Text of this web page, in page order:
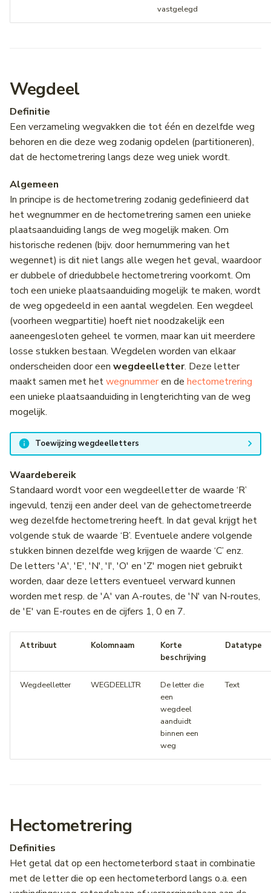
vastgelegd
Wegdeel
Definitie
Een verzameling wegvakken die tot één en dezelfde weg
behoren en die deze weg zodanig opdelen (partitioneren),
dat de hectometrering langs deze weg uniek wordt.
Algemeen
In principe is de hectometrering zodanig gedefinieerd dat
het wegnummer en de hectometrering samen een unieke
plaatsaanduiding langs de weg mogelijk maken. Om
historische redenen (bijv. door hernummering van het
wegennet) is dit niet langs alle wegen het geval, waardoor
er dubbele of driedubbele hectometrering voorkomt. Om
toch een unieke plaatsaanduiding mogelijk te maken, wordt
de weg opgedeeld in een aantal wegdelen. Een wegdeel
(voorheen wegpartitie) hoeft niet noodzakelijk een
aaneengesloten geheel te vormen, maar kan uit meerdere
losse stukken bestaan. Wegdelen worden van elkaar
onderscheiden door een wegdeelletter. Deze letter
maakt samen met hetwegnummeren de hectometrering
een unieke plaatsaanduiding in lengterichting van de weg
mogelijk.
Toewijzing wegdeelletters
Waardebereik
Standaard wordt voor een wegdeelletter de waarde ‘R’
ingevuld, tenzij een ander deel van de gehectometreerde
weg dezelfde hectometrering heeft. In dat geval krijgt het
volgende stuk de waarde ‘B’. Eventuele andere volgende
stukken binnen dezelfde weg krijgen de waarde ‘C’ enz.
De letters 'A', 'E', 'N', 'I', 'O' en 'Z' mogen niet gebruikt
worden, daar deze letters eventueel verward kunnen
worden met resp. de 'A' van A-routes, de 'N' van N-routes,
de 'E' van E-routes en de cijfers 1, 0 en 7.
Attribuut Kolomnaam
Korte
beschrijving
Datatype
Wegdeelletter WEGDEELLTR
De letter die
een
wegdeel
aanduidt
binnen een
weg
Text
Hectometrering
Definities
Het getal dat op een hectometerbord staat in combinatie
met de letter die op een hectometerbord langs o.a. een